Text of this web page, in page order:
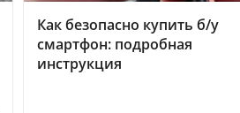
Как безопасно купить б/у
смартфон: подробная
инструкция